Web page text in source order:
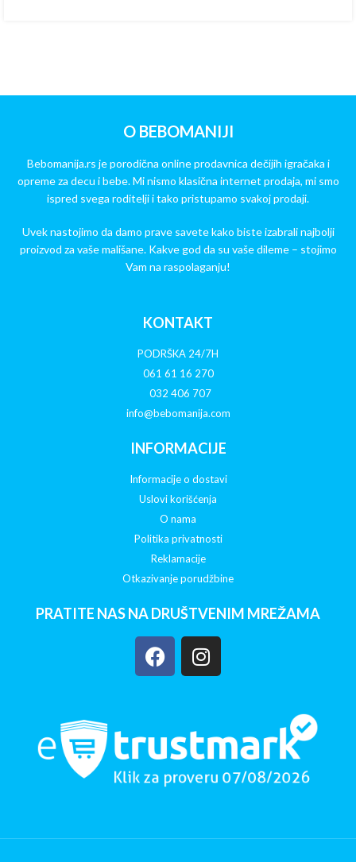
O BEBOMANIJI
Bebomanija.rs je porodična online prodavnica dečijih igračaka i
opreme za decu i bebe. Mi nismo klasična internet prodaja, mi smo
ispred svega roditelji i tako pristupamo svakoj prodaji.
Uvek nastojimo da damo prave savete kako biste izabrali najbolji
proizvod za vaše mališane. Kakve god da su vaše dileme – stojimo
Vam na raspolaganju!
KONTAKT
PODRŠKA 24/7H
061 61 16 270
032 406 707
info@bebomanija.com
INFORMACIJE
Informacije o dostavi
Uslovi korišćenja
O nama
Politika privatnosti
Reklamacije
Otkazivanje porudžbine
PRATITE NAS NA DRUŠTVENIM MREŽAMA